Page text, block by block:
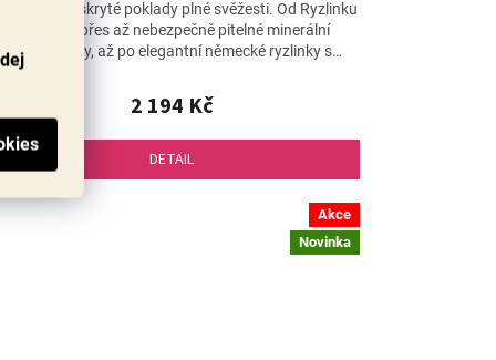
2 194 Kč
DETAIL
nové skryté poklady plné svěžesti. Od Ryzlinku
z Mosely, přes až nebezpečně pitelné minerální
Sauvignony, až po elegantní německé ryzlinky s
Akce
Novinka